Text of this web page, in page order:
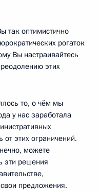
так оптимистично
рогаток
Вы настраивайтесь
этих
то, о чём мы
у нас заработала
этих ограничений.
можете
эти решения
предложения.